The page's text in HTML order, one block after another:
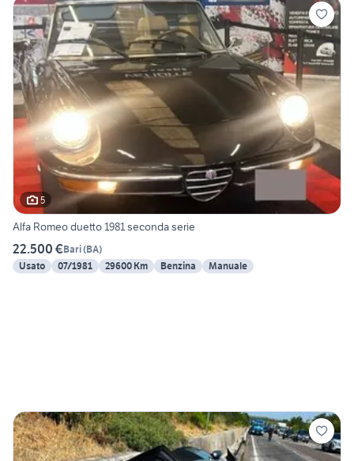
5
Alfa Romeo duetto 1981 seconda serie
22.500 €Bari(BA)
Usato
07/1981 29600 Km Benzina Manuale